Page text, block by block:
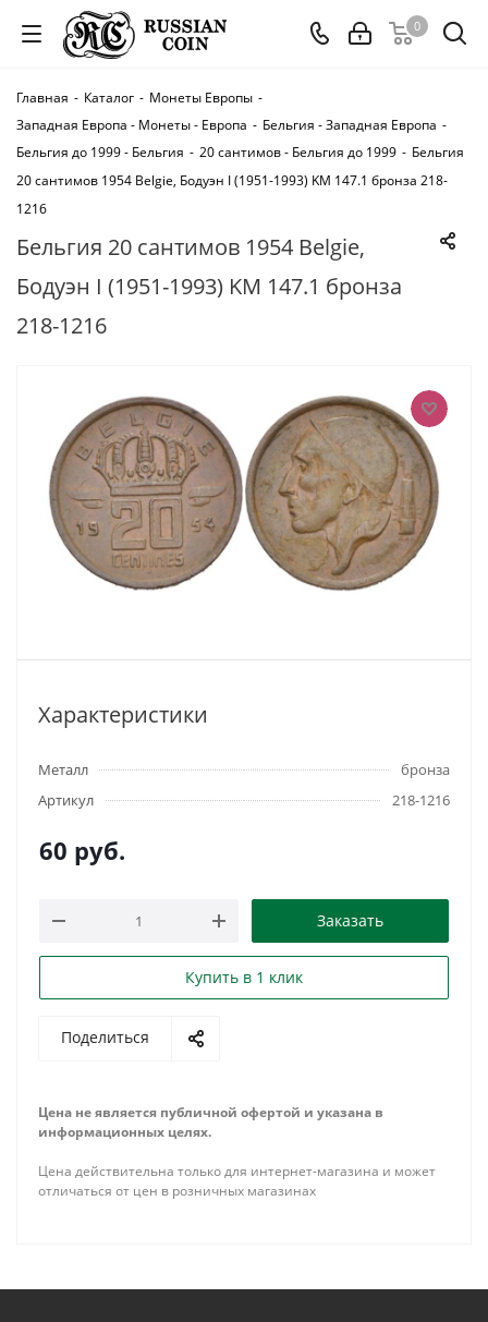
0
Главная - Каталог - Монеты Европы -
Западная Европа - Монеты - Европа - Бельгия - Западная Европа -
Бельгия до 1999 - Бельгия - 20 сантимов - Бельгия до 1999 - Бельгия
20 сантимов 1954 Belgie, Бодуэн I (1951-1993) KM 147.1 бронза 218-
1216
Бельгия 20 сантимов 1954 Belgie,
Бодуэн I (1951-1993) KM 147.1 бронза
218-1216
Характеристики
Металл
бронза
Артикул
218-1216
60 руб.
Заказать
Купить в 1 клик
Поделиться
Цена не является публичной офертой и указана в
информационных целях.
Цена действительна только для интернет-магазина и может
отличаться от цен в розничных магазинах